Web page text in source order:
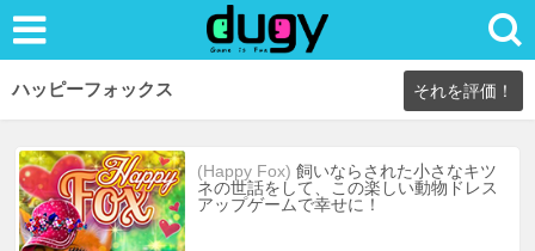
ハッピーフォックス それを評価！
(Happy Fox) 飼いならされた小さなキツ
ネの世話をして、この楽しい動物ドレス
アップゲームで幸せに！